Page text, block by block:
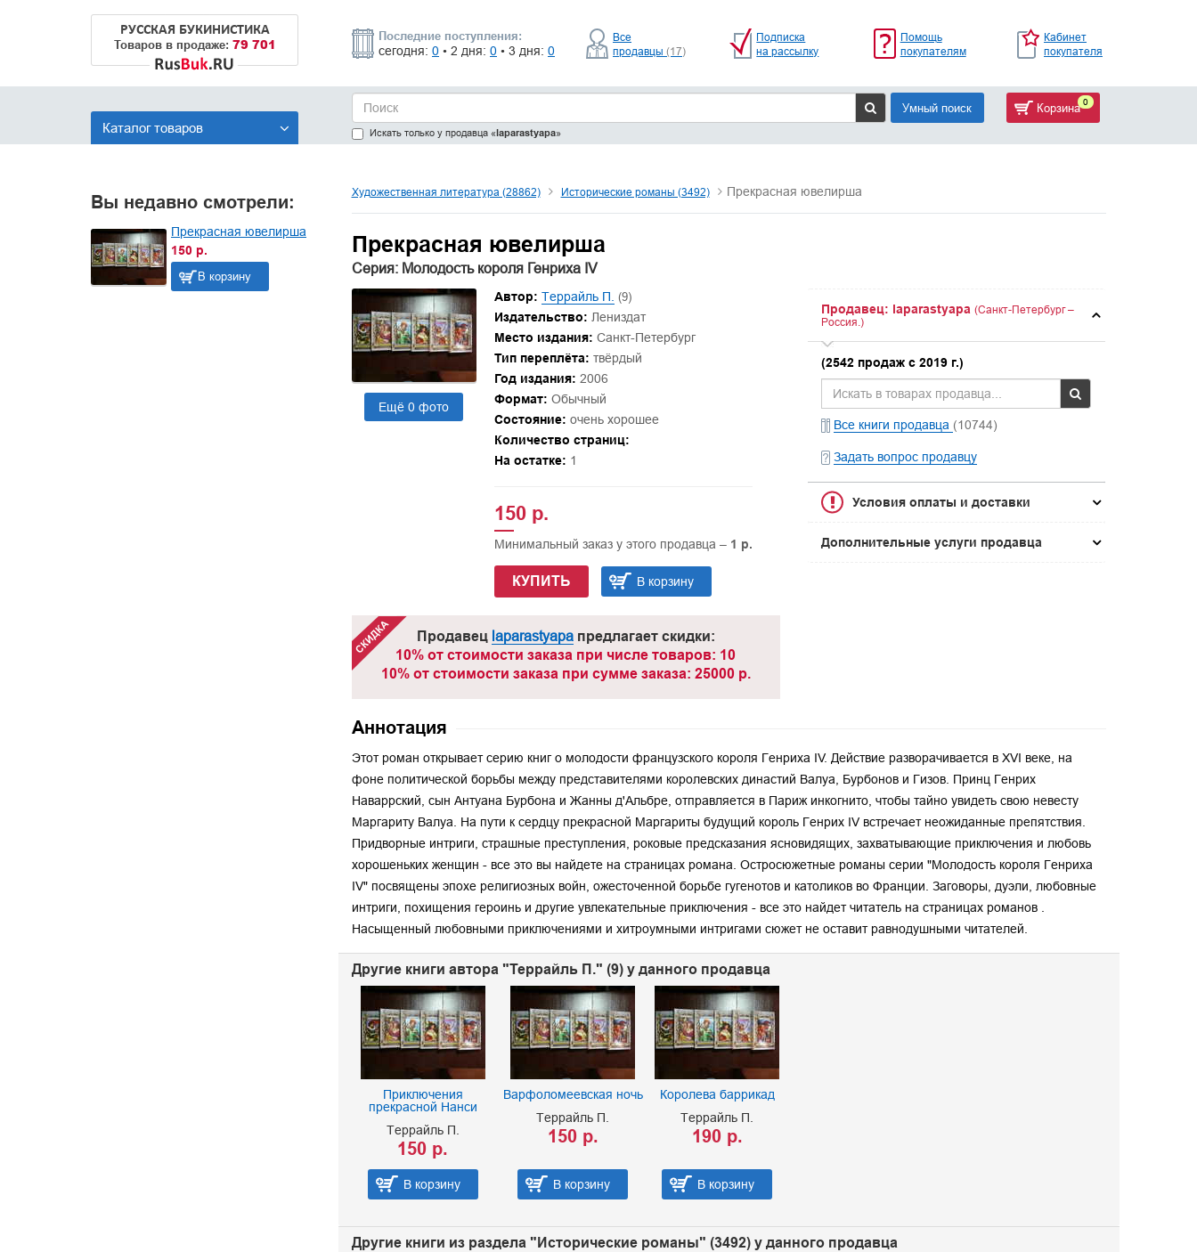
РУССКАЯ БУКИНИСТИКА
Товаров в продаже: 79 701
Последние поступления:
сегодня: 0 • 2 дня: 0 • 3 дня: 0
Все
продавцы (17)
Подписка
на рассылку
Помощь
покупателям
Кабинет
покупателя
Каталог товаров Искать только у продавца «laparastyapa»
Умный поиск Корзина 0
Вы недавно смотрели:
Прекрасная ювелирша
150 р.
В корзину
Художественная литература (28862) Исторические романы (3492) Прекрасная ювелирша
Прекрасная ювелирша
Серия: Молодость короля Генриха IV
Ещё 0 фото
Автор: Террайль П. (9)
Издательство: Лениздат
Место издания: Санкт-Петербург
Тип переплёта: твёрдый
Год издания: 2006
Формат: Обычный
Состояние: очень хорошее
Количество страниц:
На остатке: 1
150 р.
Минимальный заказ у этого продавца – 1 р.
КУПИТЬ В корзину
Продавец laparastyapaпредлагает скидки:
10% от стоимости заказа при числе товаров: 10
10% от стоимости заказа при сумме заказа: 25000 р.
Продавец: laparastyapa (Санкт-Петербург –
Россия.)
(2542 продаж с 2019 г.)
Все книги продавца (10744)
Задать вопрос продавцу
Условия оплаты и доставки
Дополнительные услуги продавца
Аннотация
Этот роман открывает серию книг о молодости французского короля Генриха IV. Действие разворачивается в XVI веке, на
фоне политической борьбы между представителями королевских династий Валуа, Бурбонов и Гизов. Принц Генрих
Наваррский, сын Антуана Бурбона и Жанны д'Альбре, отправляется в Париж инкогнито, чтобы тайно увидеть свою невесту
Маргариту Валуа. На пути к сердцу прекрасной Маргариты будущий король Генрих IV встречает неожиданные препятствия.
Придворные интриги, страшные преступления, роковые предсказания ясновидящих, захватывающие приключения и любовь
хорошеньких женщин - все это вы найдете на страницах романа. Остросюжетные романы серии "Молодость короля Генриха
IV" посвящены эпохе религиозных войн, ожесточенной борьбе гугенотов и католиков во Франции. Заговоры, дуэли, любовные
интриги, похищения героинь и другие увлекательные приключения - все это найдет читатель на страницах романов .
Насыщенный любовными приключениями и хитроумными интригами сюжет не оставит равнодушными читателей.
Другие книги автора "Террайль П." (9) у данного продавца
Приключения
прекрасной Нанси
Террайль П.
150 р.
В корзину
Варфоломеевская ночь
Террайль П.
150 р.
В корзину
Королева баррикад
Террайль П.
190 р.
В корзину
Другие книги из раздела "Исторические романы" (3492) у данного продавца